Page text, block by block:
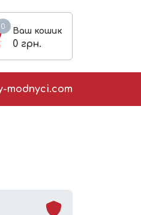
0
Ваш кошик
0 грн.
modnyci.com